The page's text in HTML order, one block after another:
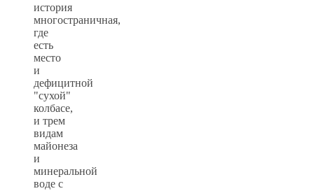
история
многостраничная,
где
есть
место
и
дефицитной
"сухой"
колбасе,
и трем
видам
майонеза
и
минеральной
воде с